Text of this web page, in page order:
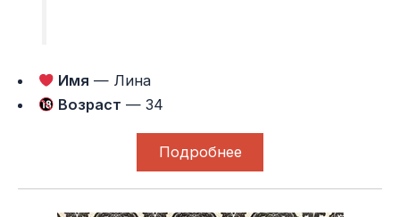
Имя — Лина
Возраст — 34
Подробнее